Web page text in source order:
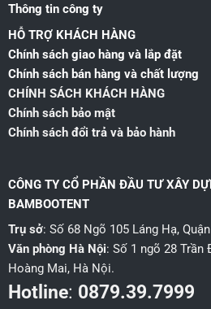
Thông tin công ty
HỖ TRỢ KHÁCH HÀNG
Chính sách giao hàng và lắp đặt
Chính sách bán hàng và chất lượng
CHÍNH SÁCH KHÁCH HÀNG
Chính sách bảo mật
Chính sách đổi trả và bảo hành
CÔNG TY CỔ PHẦN ĐẦU TƯ XÂY
BAMBOOTENT
Trụ sở: Số 68 Ngõ 105 Láng Hạ,
Văn phòng Hà Nội: Số 1 ngõ 28 Trần
Hoàng Mai, Hà Nội.
Hotline: 0879.39.7999